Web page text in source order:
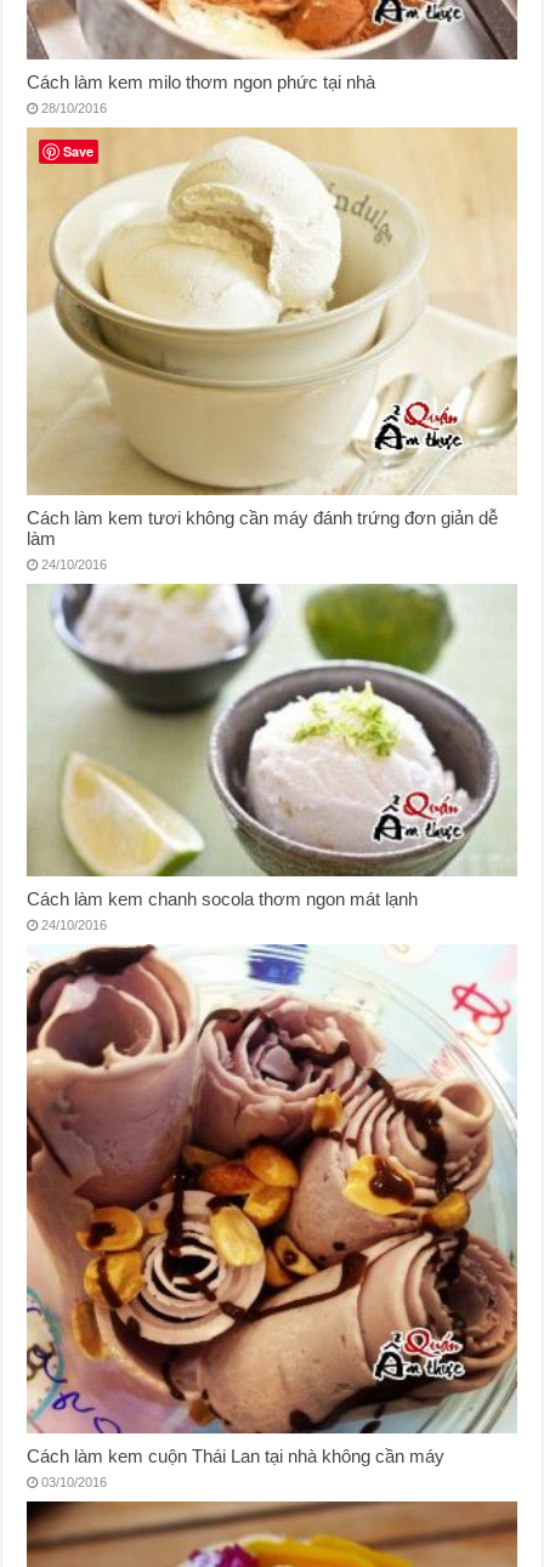
Cách làm kem milo thơm ngon phức tại nhà
28/10/2016
Cách làm kem tươi không cần máy đánh trứng đơn giản dễ
làm
24/10/2016
Cách làm kem chanh socola thơm ngon mát lạnh
24/10/2016
Cách làm kem cuộn Thái Lan tại nhà không cần máy
03/10/2016
Save